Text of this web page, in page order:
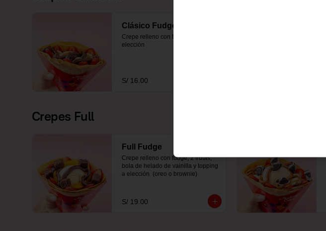
Clásico Fudge
Crepe relleno con fudge y 2 frutas a
elección
S/ 16.00
Crepes Full
Full Fudge
Crepe relleno con fudge, 2 frutas,
bola de helado de vainilla y topping
a elección  (oreo o brownie)
S/ 19.00